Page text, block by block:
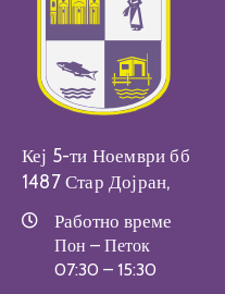
Кеј 5-ти Ноември бб
1487 Стар Дојран,
Работно време
Пон – Петок
07:30 – 15:30